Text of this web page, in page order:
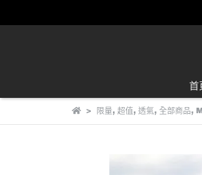
首
限量, 超值, 透氣, 全部商品,